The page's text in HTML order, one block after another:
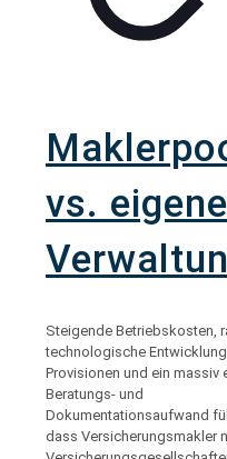
vs.
Steigende Betriebskosten,
technologische
Provisionen und ein massiv
Beratungs- und
Dokumentationsaufwand
dass Versicherungsmakler